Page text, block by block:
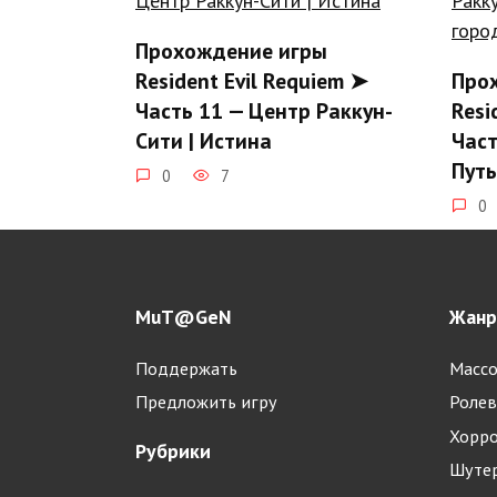
Прохождение игры
Resident Evil Requiem ➤
Часть 11 — Центр Раккун-
Сити | Истина
0 7
0
Прохождение игры
Resident Evil Requiem ➤
MuT@GeN
Поддержать
Предложить игру
Рубрики